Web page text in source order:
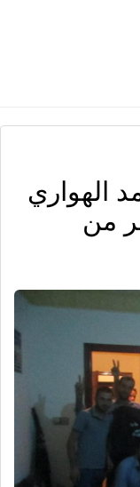
الهواري
6 اشهر من